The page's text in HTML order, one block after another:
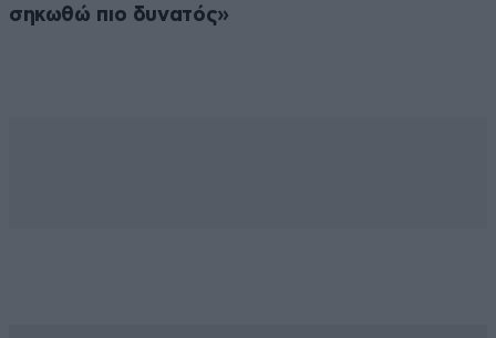
σηκωθώ πιο δυνατός»